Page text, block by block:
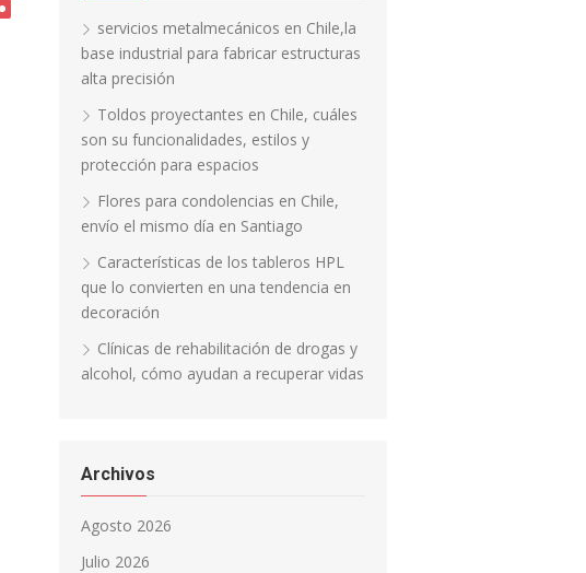
servicios metalmecánicos en Chile,la
base industrial para fabricar estructuras
alta precisión
Toldos proyectantes en Chile, cuáles
son su funcionalidades, estilos y
protección para espacios
Flores para condolencias en Chile,
envío el mismo día en Santiago
Características de los tableros HPL
que lo convierten en una tendencia en
decoración
Clínicas de rehabilitación de drogas y
alcohol, cómo ayudan a recuperar vidas
Archivos
Agosto 2026
Julio 2026